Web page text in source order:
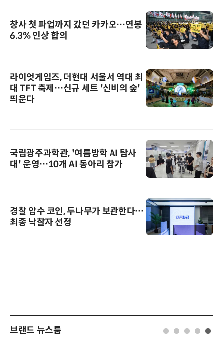
창사 첫 파업까지 갔던 카카오…연봉
6.3% 인상 합의
라이엇게임즈, 더현대 서울서 역대 최
대 TFT 축제…신규 세트 '신비의 숲'
띄운다
국립광주과학관, '여름방학 AI 탐사
대' 운영…10개 AI 동아리 참가
경찰 압수 코인, 두나무가 보관한다…
최종 낙찰자 선정
브랜드 뉴스룸